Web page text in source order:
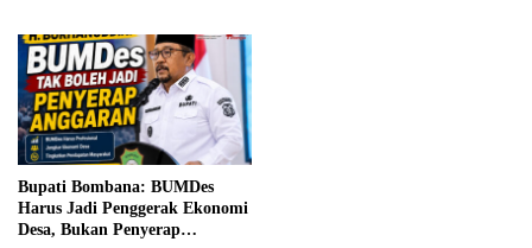
Bupati Bombana: BUMDes
Harus Jadi Penggerak Ekonomi
Desa, Bukan Penyerap